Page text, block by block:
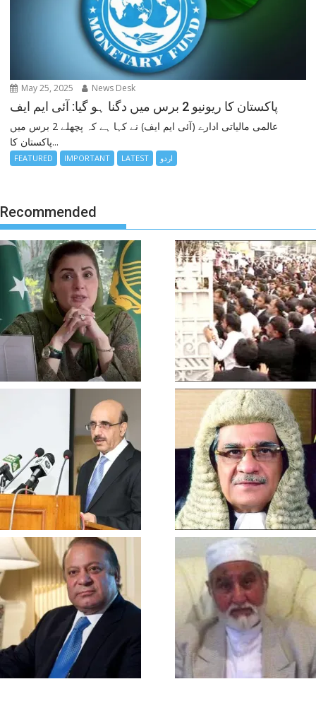
May 25, 2025 News Desk
پاکستان کا ریونیو 2 برس میں دگنا ہو گیا: آئی ایم ایف
عالمی مالیاتی ادارے (آئی ایم ایف) نے کہا ہے کہ پچھلے 2 برس میں
پاکستان کا...
FEATURED IMPORTANT LATEST اردو
Recommended